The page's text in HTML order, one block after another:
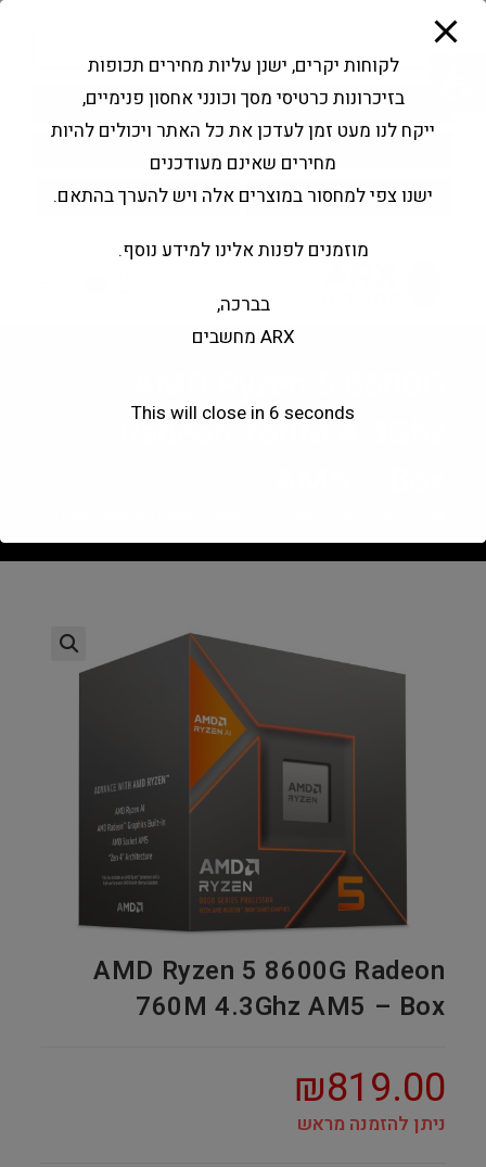
פתח סרגל נגישות
Products
search
החשבון שלי בקשה להצעה
Radeon 760M 4.3Ghz
AMD Ryzen 5 8600G Radeon
760M 4.3Ghz AM5 – Box
₪819.00
ניתן להזמנה מראש
לקוחות יקרים, ישנן עליות מחירים תכופות
בזיכרונות כרטיסי מסך וכונני אחסון פנימיים,
ייקח לנו מעט זמן לעדכן את כל האתר ויכולים להיות
מחירים שאינם מעודכנים
ישנו צפי למחסור במוצרים אלה ויש להערך בהתאם.
מוזמנים לפנות אלינו למידע נוסף.
בברכה,
ARX מחשבים
This will close in 6 seconds